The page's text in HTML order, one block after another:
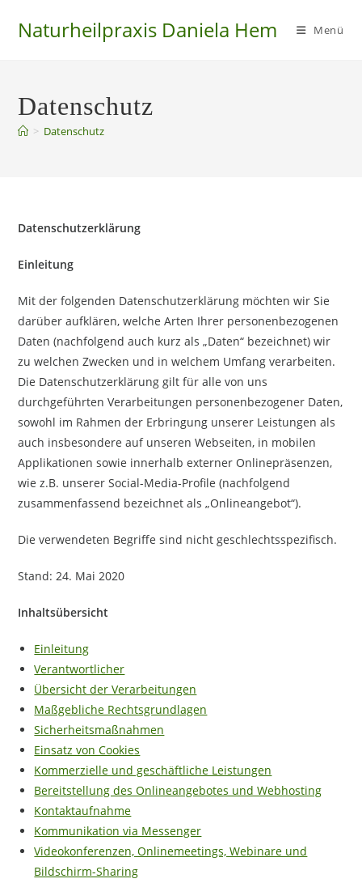
InhaltNaturheilpraxis Daniela Hem Menü
Datenschutz
> Datenschutz
Datenschutzerklärung
Einleitung
Mit der folgenden Datenschutzerklärung möchten wir Sie
darüber aufklären, welche Arten Ihrer personenbezogenen
Daten (nachfolgend auch kurz als „Daten“ bezeichnet) wir
zu welchen Zwecken und in welchem Umfang verarbeiten.
Die Datenschutzerklärung gilt für alle von uns
durchgeführten Verarbeitungen personenbezogener Daten,
sowohl im Rahmen der Erbringung unserer Leistungen als
auch insbesondere auf unseren Webseiten, in mobilen
Applikationen sowie innerhalb externer Onlinepräsenzen,
wie z.B. unserer Social-Media-Profile (nachfolgend
zusammenfassend bezeichnet als „Onlineangebot“).
Die verwendeten Begriffe sind nicht geschlechtsspezifisch.
Stand: 24. Mai 2020
Inhaltsübersicht
Einleitung
Verantwortlicher
Übersicht der Verarbeitungen
Maßgebliche Rechtsgrundlagen
Sicherheitsmaßnahmen
Einsatz von Cookies
Kommerzielle und geschäftliche Leistungen
Bereitstellung des Onlineangebotes und Webhosting
Kontaktaufnahme
Kommunikation via Messenger
Videokonferenzen, Onlinemeetings, Webinare und
Bildschirm-Sharing